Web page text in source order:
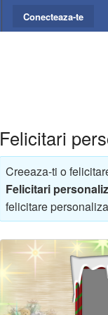
Conecteaza-te
Felicitari
Creeaza-ti o
Felicitari
felicitare